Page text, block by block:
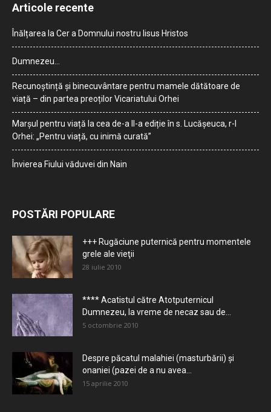
Articole recente
Înălțarea la Cer a Domnului nostru Iisus Hristos
Dumnezeu…
Recunoștință și binecuvântare pentru mamele dătătoare de
viață – din partea preoților Vicariatului Orhei
Marșul pentru viață la cea de-a II-a ediție în s. Lucășeuca, r-l
Orhei: „Pentru viață, cu inimă curată”
Învierea Fiului văduvei din Nain
POSTĂRI POPULARE
+++ Rugăciune puternică pentru momentele
grele ale vieţii
28 iulie 2010
**** Acatistul către Atotputernicul
Dumnezeu, la vreme de necaz sau de...
5 octombrie 2010
Despre păcatul malahiei (masturbării) şi
onaniei (pazei de a nu avea...
15 aprilie 2010